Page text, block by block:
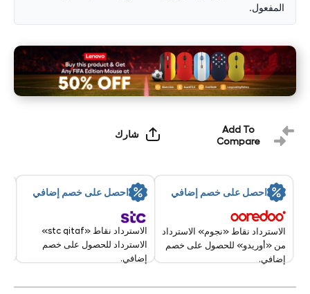
المفعول.
Add To
Compare
شارك
احصل على خصم إضافي
الاسترداد نقاط «نجوم» الاسترداد
من «أوريدو» للحصول على خصم
إضافي.
احصل على خصم إضافي
الاسترداد نقاط «stc qitaf»
الاسترداد للحصول على خصم
إضافي.